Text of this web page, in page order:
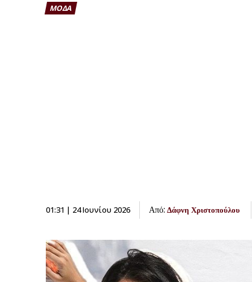
ΜΟΔΑ
01:31 | 24 Ιουνίου 2026 Από: Δάφνη Χριστοπούλου